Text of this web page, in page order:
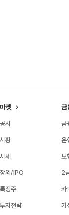
마켓
공시
시황
시세
장외/IPO
특징주
투자전략
금
금
은
보
2
카
가